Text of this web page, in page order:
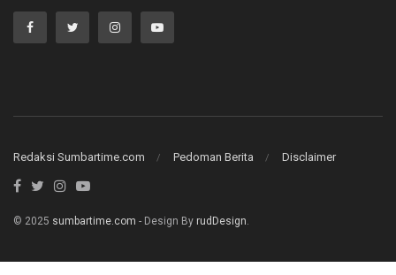
Redaksi Sumbartime.com Pedoman Berita Disclaimer
© 2025 sumbartime.com - Design By rudDesign